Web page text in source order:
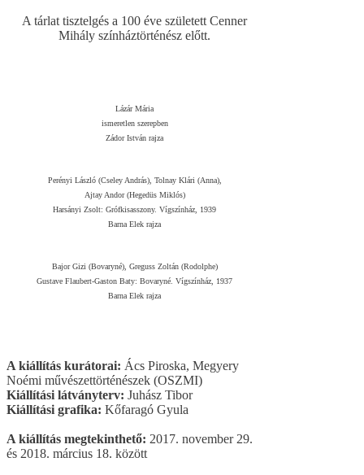
A tárlat tisztelgés a 100 éve született Cenner
Mihály színháztörténész előtt.
Lázár Mária
ismeretlen szerepben
Zádor István rajza
Perényi László (Cseley András), Tolnay Klári (Anna),
Ajtay Andor (Hegedüs Miklós)
Harsányi Zsolt: Grófkisasszony. Vígszínház, 1939
Barna Elek rajza
Bajor Gizi (Bovaryné), Greguss Zoltán (Rodolphe)
Gustave Flaubert-Gaston Baty: Bovaryné. Vígszínház, 1937
Barna Elek rajza
A kiállítás kurátorai: Ács Piroska, Megyery
Noémi művészettörténészek (OSZMI)
Kiállítási látványterv: Juhász Tibor
Kiállítási grafika: Kőfaragó Gyula
A kiállítás megtekinthető: 2017. november 29.
és 2018. március 18. között